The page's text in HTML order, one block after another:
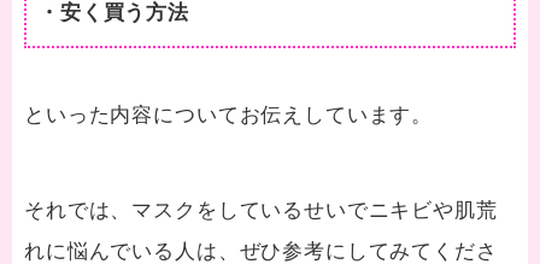
・安く買う方法
といった内容についてお伝えしています。
それでは、マスクをしているせいでニキビや肌荒
れに悩んでいる人は、ぜひ参考にしてみてくださ